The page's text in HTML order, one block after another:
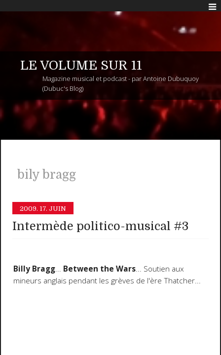
LE VOLUME SUR 11
Magazine musical et podcast - par Antoine Dubuquoy
(Dubuc's Blog)
bily bragg
2009. 17. JUIN
Intermède politico-musical #3
Billy Bragg... Between the Wars... Soutien aux
mineurs anglais pendant les grèves de l'ère Thatcher...